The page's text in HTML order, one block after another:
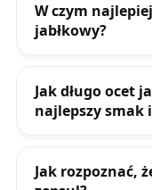
W czym
jabłkowy?
Jak długo ocet
najlepszy smak
Jak rozpoznać,